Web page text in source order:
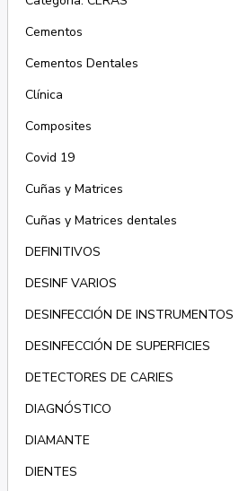
Cementos
Cementos Dentales
Clínica
Composites
Covid 19
Cuñas y Matrices
Cuñas y Matrices dentales
DEFINITIVOS
DESINF VARIOS
DESINFECCIÓN DE INSTRUMENTOS
DESINFECCIÓN DE SUPERFICIES
DETECTORES DE CARIES
DIAGNÓSTICO
DIAMANTE
DIENTES